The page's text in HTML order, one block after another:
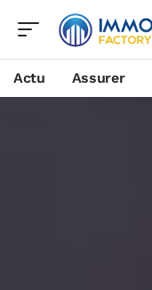
Actu Assurer